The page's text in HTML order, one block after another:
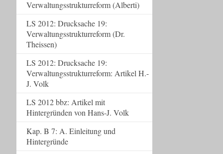
Verwaltungsstrukturreform (Alberti)
LS 2012: Drucksache 19:
Verwaltungsstrukturreform (Dr.
Theissen)
LS 2012: Drucksache 19:
Verwaltungsstrukturreform: Artikel H.-
J. Volk
LS 2012 bbz: Artikel mit
Hintergründen von Hans-J. Volk
Kap. B 7: A. Einleitung und
Hintergründe